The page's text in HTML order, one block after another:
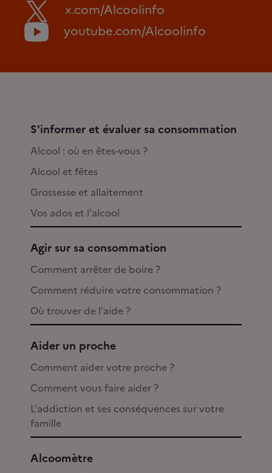
x.com/Alcoolinfo
youtube.com/Alcoolinfo
S'informer et évaluer sa consommation
Alcool : où en êtes-vous ?
Alcool et fêtes
Grossesse et allaitement
Vos ados et l'alcool
Agir sur sa consommation
Comment arrêter de boire ?
Comment réduire votre consommation ?
Où trouver de l'aide ?
Aider un proche
Comment aider votre proche ?
Comment vous faire aider ?
L'addiction et ses conséquences sur votre
famille
Alcoomètre